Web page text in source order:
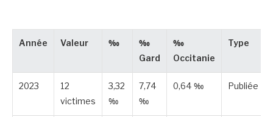
Année Valeur ‰
‰
Gard
‰
Occitanie
Type
2023
12
victimes
3,32
‰
7,74
‰
0,64 ‰ Publiée